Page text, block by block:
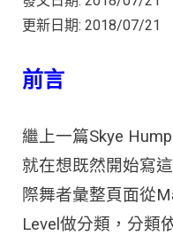
更新日期: 2018/07/21
前言
繼上一篇Skye
就在想既然開始寫
際舞者彙整頁面從
Level做分類，分類